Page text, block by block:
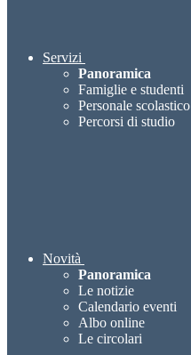
Servizi
Panoramica
Famiglie e studenti
Personale scolastico
Percorsi di studio
Novità
Panoramica
Le notizie
Calendario eventi
Albo online
Le circolari